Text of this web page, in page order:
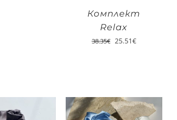
Комплект
Relax
38.35€ 25.51€